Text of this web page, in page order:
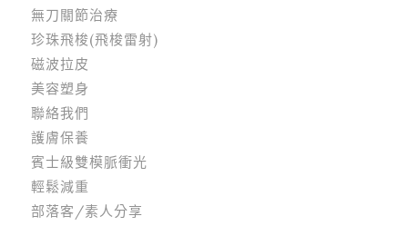
無刀關節治療
珍珠飛梭(飛梭雷射)
磁波拉皮
美容塑身
聯絡我們
護膚保養
賓士級雙模脈衝光
輕鬆減重
部落客/素人分享